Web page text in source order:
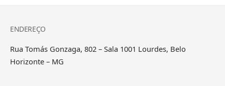
ENDEREÇO
Rua Tomás Gonzaga, 802 – Sala 1001 Lourdes, Belo
Horizonte – MG